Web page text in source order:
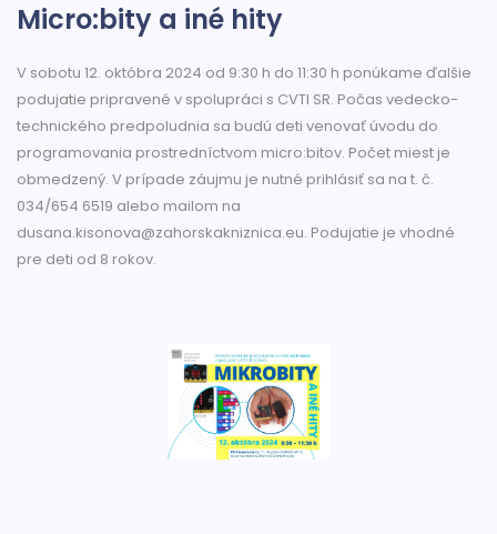
Micro:bity a iné hity
V sobotu 12. októbra 2024 od 9:30 h do 11:30 h ponúkame ďalšie
podujatie pripravené v spolupráci s CVTI SR. Počas vedecko-
technického predpoludnia sa budú deti venovať úvodu do
programovania prostredníctvom micro:bitov. Počet miest je
obmedzený. V prípade záujmu je nutné prihlásiť sa na t. č.
034/654 6519 alebo mailom na
dusana.kisonova@zahorskakniznica.eu. Podujatie je vhodné
pre deti od 8 rokov.